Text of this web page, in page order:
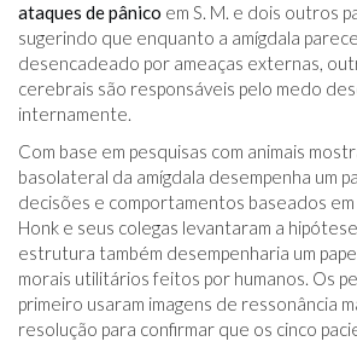
ataques de pânico em S. M. e dois outros
sugerindo que enquanto a amígdala
desencadeado por ameaças externas,
cerebrais são responsáveis ​​pelo medo
internamente.
Com base em pesquisas com animais
basolateral da amígdala desempenha um
decisões e comportamentos baseados
Honk e seus colegas levantaram a
estrutura também desempenharia um
morais utilitários feitos por humanos. Os
primeiro usaram imagens de ressonância
resolução para confirmar que os cinco